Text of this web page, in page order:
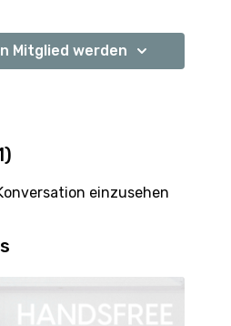
und Flexibilität zu
Mitglied werden
)
einzusehen